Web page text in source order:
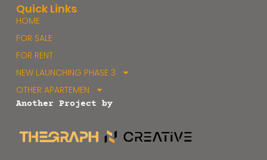
Quick Links
HOME
FOR SALE
FOR RENT
NEW LAUNCHING PHASE 3
OTHER APARTEMEN
Another Project by